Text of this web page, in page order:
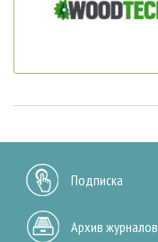
Подписка
Архив журналов